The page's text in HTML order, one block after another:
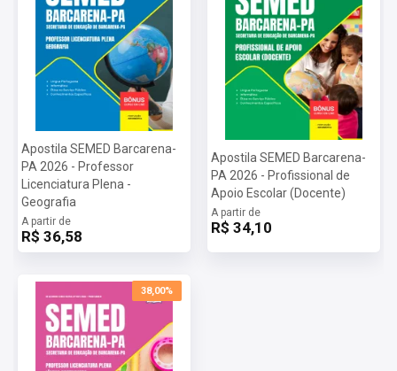
Apostila SEMED Barcarena-
PA 2026 - Professor
Licenciatura Plena -
Geografia
A partir de
R$ 36,58
Apostila SEMED Barcarena-
PA 2026 - Profissional de
Apoio Escolar (Docente)
A partir de
R$ 34,10
38,00%